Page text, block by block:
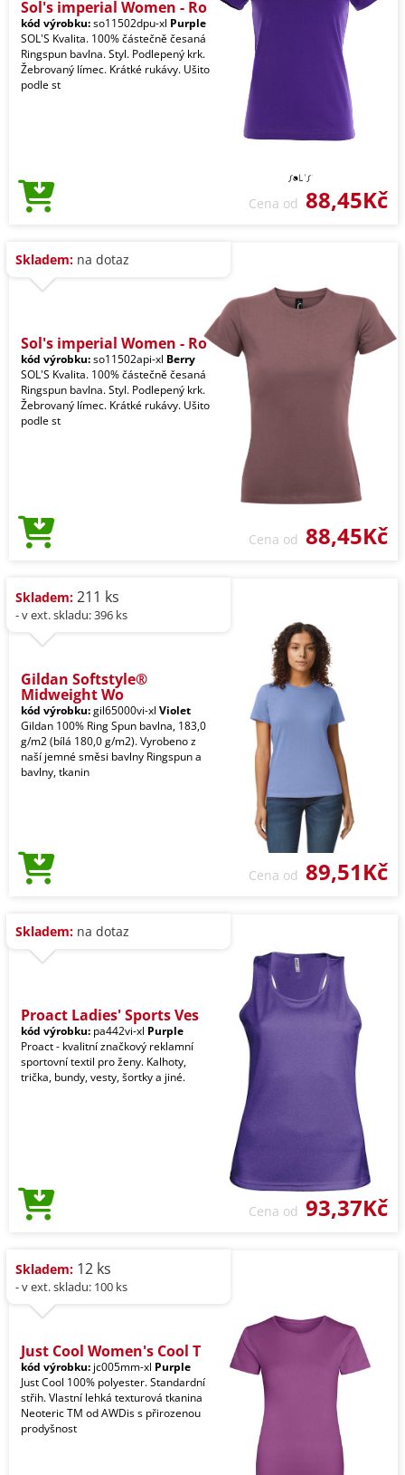
Sol's imperial Women - Ro
kód výrobku:so11502dpu-xl Purple
SOL'S Kvalita. 100% částečně česaná
Ringspun bavlna. Styl. Podlepený krk.
Žebrovaný límec. Krátké rukávy. Ušito
podle st
Cena od 88,45Kč
Skladem: na dotaz
Sol's imperial Women - Ro
kód výrobku:so11502api-xl Berry
SOL'S Kvalita. 100% částečně česaná
Ringspun bavlna. Styl. Podlepený krk.
Žebrovaný límec. Krátké rukávy. Ušito
podle st
Cena od 88,45Kč
Skladem: 211 ks
- v ext. skladu: 396 ks
Gildan Softstyle®
Midweight Wo
kód výrobku:gil65000vi-xl Violet
Gildan 100% Ring Spun bavlna, 183,0
g/m2 (bílá 180,0 g/m2). Vyrobeno z
naší jemné směsi bavlny Ringspun a
bavlny, tkanin
Cena od 89,51Kč
Skladem: na dotaz
Proact Ladies' Sports Ves
kód výrobku: pa442vi-xl Purple
Proact - kvalitní značkový reklamní
sportovní textil pro ženy. Kalhoty,
trička, bundy, vesty, šortky a jiné.
Cena od 93,37Kč
Skladem: 12 ks
- v ext. skladu: 100 ks
Just Cool Women's Cool T
kód výrobku: jc005mm-xl Purple
Just Cool 100% polyester. Standardní
střih. Vlastní lehká texturová tkanina
Neoteric TM od AWDis s přirozenou
prodyšnost